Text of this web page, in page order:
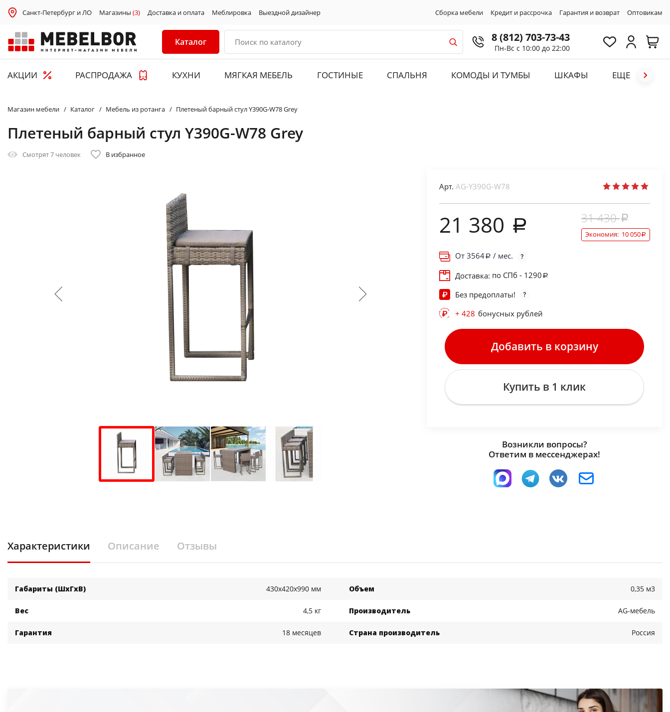
Санкт-Петербург и ЛО Магазины (3) Доставка и оплата Меблировка Выездной дизайнер Сборка мебели Кредит и рассрочка Гарантия и возврат Оптовикам
Каталог 8 (812) 703-73-43
Пн-Вс с 10:00 до 22:00
АКЦИИ РАСПРОДАЖА КУХНИ МЯГКАЯ МЕБЕЛЬ ГОСТИНЫЕ СПАЛЬНЯ КОМОДЫ И ТУМБЫ ШКАФЫ ЕЩЕ
Магазин мебели Каталог Мебель из ротанга Плетеный барный стул Y390G-W78 Grey
Плетеный барный стул Y390G-W78 Grey
Смотрят7 человек В избранное
Арт. AG-Y390G-W78
21 380 31 430
Экономия: 10 050
От 3564
/ мес.
Доставка: по СПб - 1290
Без предоплаты!
+ 428 бонусных рублей
Добавить в корзину
Купить в 1 клик
Возникли вопросы?
Ответим в мессенджерах!
Характеристики Описание Отзывы
Габариты (ШхГхВ) 430x420x990 мм Объем 0,35 м3
Вес 4,5 кг Производитель AG-мебель
Гарантия 18 месяцев Страна производитель Россия